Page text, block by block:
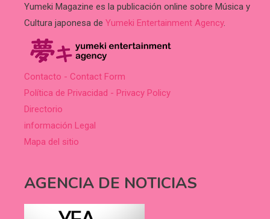
Yumeki Magazine es la publicación online sobre Música y
Cultura japonesa de Yumeki Entertainment Agency.
Contacto - Contact Form
Política de Privacidad - Privacy Policy
Directorio
información Legal
Mapa del sitio
AGENCIA DE NOTICIAS